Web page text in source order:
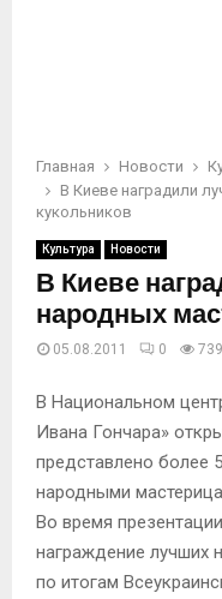
Главная Новости
В Киеве наградили
кукольников
Культура Новости
В Киеве
народных
05.08.2011 0 739
В Национальном
Ивана Гончара»
представлено более
народными
Во время
награждение лучших
по итогам